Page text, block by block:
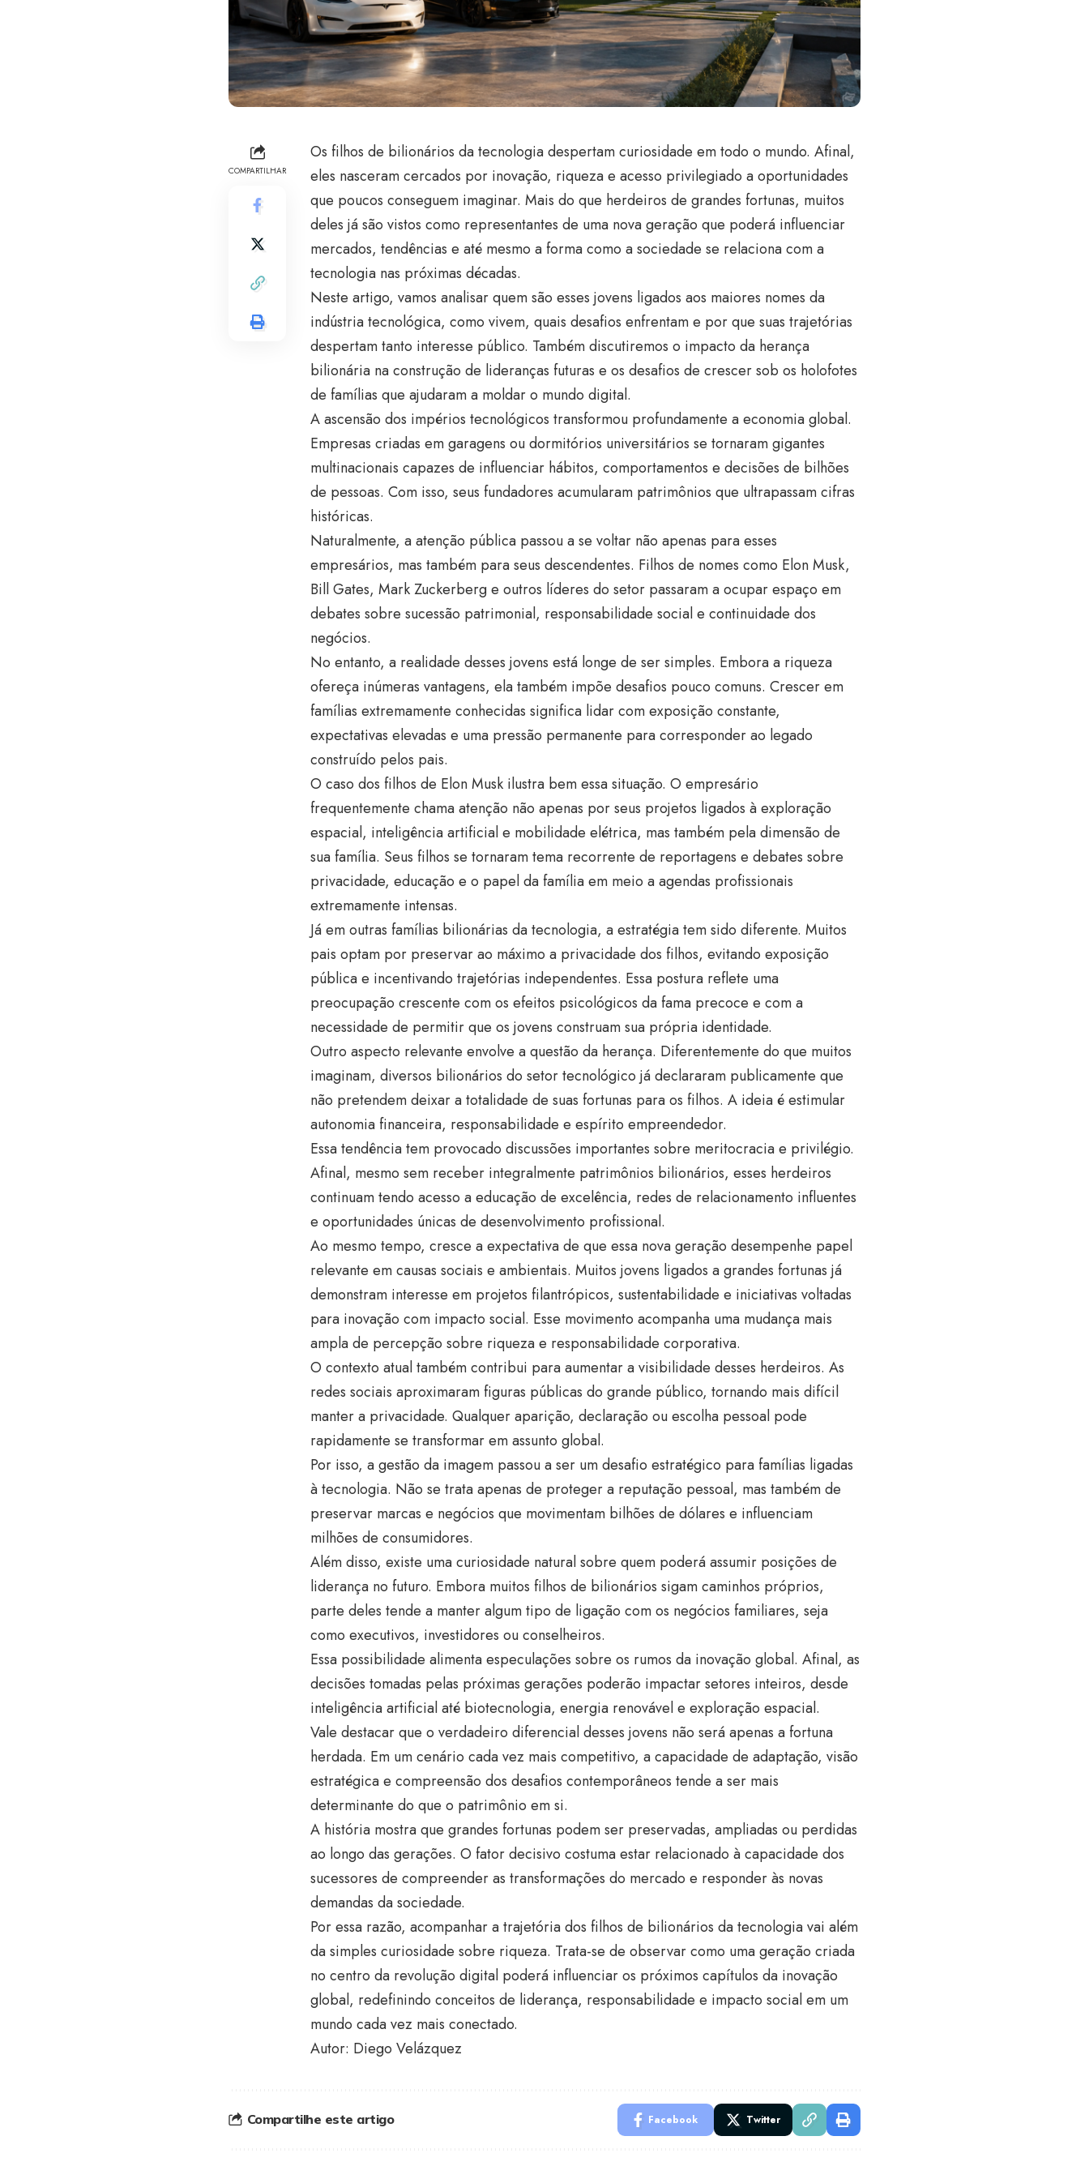
COMPARTILHAR
Os filhos de bilionários da tecnologia despertam curiosidade em todo o mundo. Afinal,
eles nasceram cercados por inovação, riqueza e acesso privilegiado a oportunidades
que poucos conseguem imaginar. Mais do que herdeiros de grandes fortunas, muitos
deles já são vistos como representantes de uma nova geração que poderá influenciar
mercados, tendências e até mesmo a forma como a sociedade se relaciona com a
tecnologia nas próximas décadas.
Neste artigo, vamos analisar quem são esses jovens ligados aos maiores nomes da
indústria tecnológica, como vivem, quais desafios enfrentam e por que suas trajetórias
despertam tanto interesse público. Também discutiremos o impacto da herança
bilionária na construção de lideranças futuras e os desafios de crescer sob os holofotes
de famílias que ajudaram a moldar o mundo digital.
A ascensão dos impérios tecnológicos transformou profundamente a economia global.
Empresas criadas em garagens ou dormitórios universitários se tornaram gigantes
multinacionais capazes de influenciar hábitos, comportamentos e decisões de bilhões
de pessoas. Com isso, seus fundadores acumularam patrimônios que ultrapassam cifras
históricas.
Naturalmente, a atenção pública passou a se voltar não apenas para esses
empresários, mas também para seus descendentes. Filhos de nomes como Elon Musk,
Bill Gates, Mark Zuckerberg e outros líderes do setor passaram a ocupar espaço em
debates sobre sucessão patrimonial, responsabilidade social e continuidade dos
negócios.
No entanto, a realidade desses jovens está longe de ser simples. Embora a riqueza
ofereça inúmeras vantagens, ela também impõe desafios pouco comuns. Crescer em
famílias extremamente conhecidas significa lidar com exposição constante,
expectativas elevadas e uma pressão permanente para corresponder ao legado
construído pelos pais.
O caso dos filhos de Elon Musk ilustra bem essa situação. O empresário
frequentemente chama atenção não apenas por seus projetos ligados à exploração
espacial, inteligência artificial e mobilidade elétrica, mas também pela dimensão de
sua família. Seus filhos se tornaram tema recorrente de reportagens e debates sobre
privacidade, educação e o papel da família em meio a agendas profissionais
extremamente intensas.
Já em outras famílias bilionárias da tecnologia, a estratégia tem sido diferente. Muitos
pais optam por preservar ao máximo a privacidade dos filhos, evitando exposição
pública e incentivando trajetórias independentes. Essa postura reflete uma
preocupação crescente com os efeitos psicológicos da fama precoce e com a
necessidade de permitir que os jovens construam sua própria identidade.
Outro aspecto relevante envolve a questão da herança. Diferentemente do que muitos
imaginam, diversos bilionários do setor tecnológico já declararam publicamente que
não pretendem deixar a totalidade de suas fortunas para os filhos. A ideia é estimular
autonomia financeira, responsabilidade e espírito empreendedor.
Essa tendência tem provocado discussões importantes sobre meritocracia e privilégio.
Afinal, mesmo sem receber integralmente patrimônios bilionários, esses herdeiros
continuam tendo acesso a educação de excelência, redes de relacionamento influentes
e oportunidades únicas de desenvolvimento profissional.
Ao mesmo tempo, cresce a expectativa de que essa nova geração desempenhe papel
relevante em causas sociais e ambientais. Muitos jovens ligados a grandes fortunas já
demonstram interesse em projetos filantrópicos, sustentabilidade e iniciativas voltadas
para inovação com impacto social. Esse movimento acompanha uma mudança mais
ampla de percepção sobre riqueza e responsabilidade corporativa.
O contexto atual também contribui para aumentar a visibilidade desses herdeiros. As
redes sociais aproximaram figuras públicas do grande público, tornando mais difícil
manter a privacidade. Qualquer aparição, declaração ou escolha pessoal pode
rapidamente se transformar em assunto global.
Por isso, a gestão da imagem passou a ser um desafio estratégico para famílias ligadas
à tecnologia. Não se trata apenas de proteger a reputação pessoal, mas também de
preservar marcas e negócios que movimentam bilhões de dólares e influenciam
milhões de consumidores.
Além disso, existe uma curiosidade natural sobre quem poderá assumir posições de
liderança no futuro. Embora muitos filhos de bilionários sigam caminhos próprios,
parte deles tende a manter algum tipo de ligação com os negócios familiares, seja
como executivos, investidores ou conselheiros.
Essa possibilidade alimenta especulações sobre os rumos da inovação global. Afinal, as
decisões tomadas pelas próximas gerações poderão impactar setores inteiros, desde
inteligência artificial até biotecnologia, energia renovável e exploração espacial.
Vale destacar que o verdadeiro diferencial desses jovens não será apenas a fortuna
herdada. Em um cenário cada vez mais competitivo, a capacidade de adaptação, visão
estratégica e compreensão dos desafios contemporâneos tende a ser mais
determinante do que o patrimônio em si.
A história mostra que grandes fortunas podem ser preservadas, ampliadas ou perdidas
ao longo das gerações. O fator decisivo costuma estar relacionado à capacidade dos
sucessores de compreender as transformações do mercado e responder às novas
demandas da sociedade.
Por essa razão, acompanhar a trajetória dos filhos de bilionários da tecnologia vai além
da simples curiosidade sobre riqueza. Trata-se de observar como uma geração criada
no centro da revolução digital poderá influenciar os próximos capítulos da inovação
global, redefinindo conceitos de liderança, responsabilidade e impacto social em um
mundo cada vez mais conectado.
Autor: Diego Velázquez
Compartilhe este artigo Facebook Twitter